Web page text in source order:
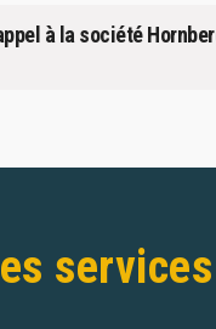
à la société
services